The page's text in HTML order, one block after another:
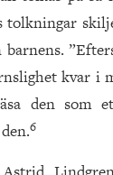
tolkningar
kvar i
den som
6